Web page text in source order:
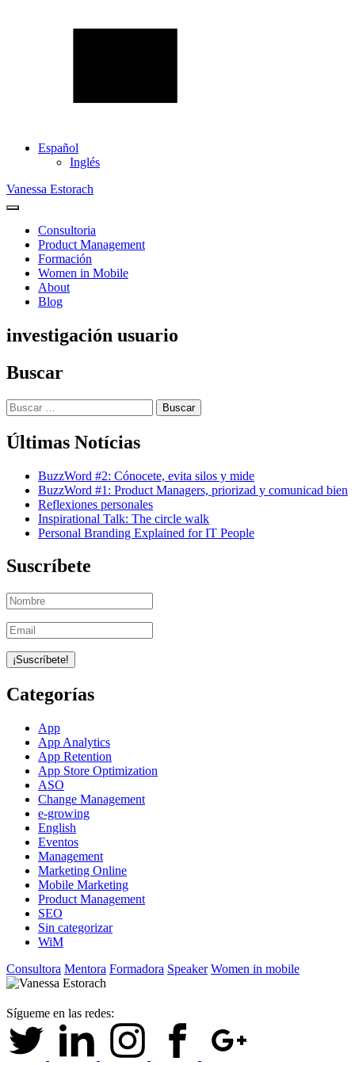
Español
Inglés
Vanessa Estorach
Consultoria
Product Management
Formación
Women in Mobile
About
Blog
investigación usuario
Buscar
Buscar:
Últimas Notícias
BuzzWord #2: Cónocete, evita silos y mide
BuzzWord #1: Product Managers, priorizad y comunicad bien
Reflexiones personales
Inspirational Talk: The circle walk
Personal Branding Explained for IT People
Suscríbete
Categorías
App
App Analytics
App Retention
App Store Optimization
ASO
Change Management
e-growing
English
Eventos
Management
Marketing Online
Mobile Marketing
Product Management
SEO
Sin categorizar
WiM
Consultora Mentora Formadora Speaker Women in mobile
Sígueme en las redes: